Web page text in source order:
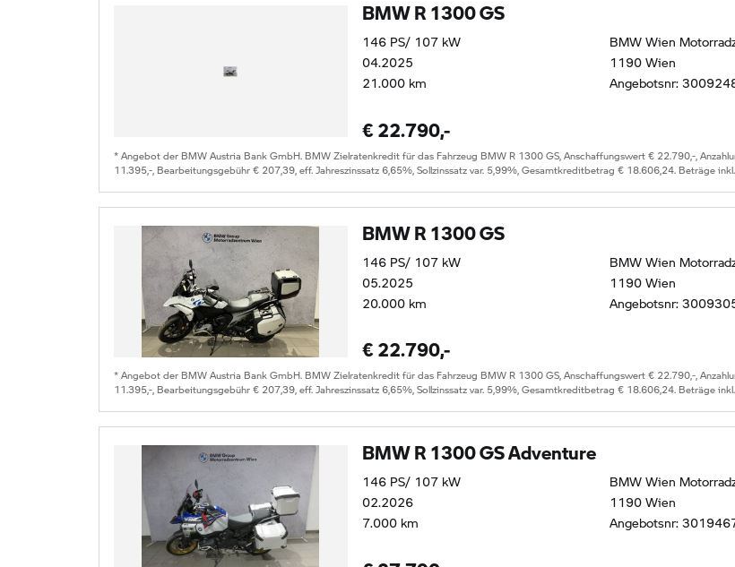
BMW R 1300 GS
146 PS/ 107 kW
04.2025
21.000 km
BMW Wien
1190 Wien
Angebotsnr:
€ 22.790,-
* Angebot der BMW Austria Bank GmbH. BMW Zielratenkredit für das Fahrzeug BMW R 1300 GS, Anschaffungswert € 22.790,-,
11.395,-, Bearbeitungsgebühr € 207,39, eff. Jahreszinssatz 6,65%, Sollzinssatz var. 5,99%, Gesamtkreditbetrag € 18.606,24. Beträge
BMW R 1300 GS
146 PS/ 107 kW
05.2025
20.000 km
BMW Wien
1190 Wien
Angebotsnr:
€ 22.790,-
* Angebot der BMW Austria Bank GmbH. BMW Zielratenkredit für das Fahrzeug BMW R 1300 GS, Anschaffungswert € 22.790,-,
11.395,-, Bearbeitungsgebühr € 207,39, eff. Jahreszinssatz 6,65%, Sollzinssatz var. 5,99%, Gesamtkreditbetrag € 18.606,24. Beträge
BMW R 1300 GS Adventure
146 PS/ 107 kW
02.2026
7.000 km
BMW Wien
1190 Wien
Angebotsnr: